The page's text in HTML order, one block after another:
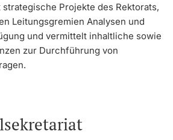
Projekte des Rektorats,
Leitungsgremien Analysen und
und vermittelt inhaltliche sowie
zur Durchführung von